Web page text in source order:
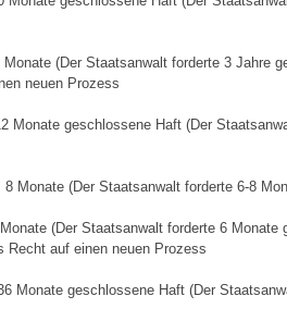
(Der Staatsanwalt forderte 3 Jahre
neuen Prozess
Monate geschlossene Haft (Der
Monate (Der Staatsanwalt forderte 6-8
(Der Staatsanwalt forderte 6 Monate
Recht auf einen neuen Prozess
Monate geschlossene Haft (Der